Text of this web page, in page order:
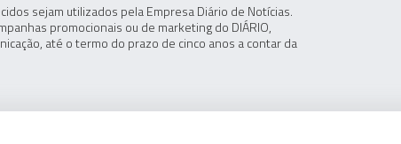
sejam utilizados pela Empresa Diário de Notícias.
promocionais ou de marketing do DIÁRIO,
até o termo do prazo de cinco anos a contar da